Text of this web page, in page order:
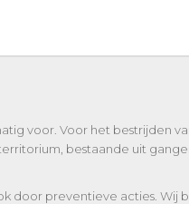
voor. Voor het bestrijden
bestaande uit
door preventieve acties.